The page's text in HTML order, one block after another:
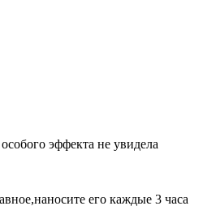
эффекта не увидела
его каждые 3 часа